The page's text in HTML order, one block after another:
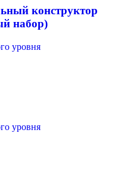
конструктор
набор)
уровня
уровня